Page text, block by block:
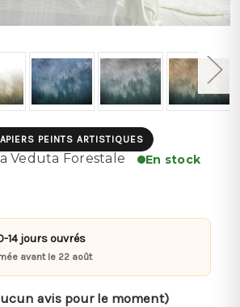
PEINTS ARTISTIQUES
Veduta Forestale En stock
14 jours ouvrés
avant le 22 août
avis pour le moment)